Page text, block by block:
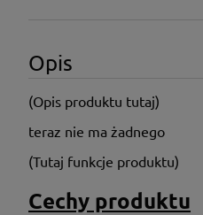
Opis
(Opis produktu tutaj)
teraz nie ma żadnego
(Tutaj funkcje produktu)
Cechy produktu